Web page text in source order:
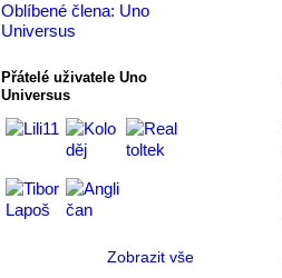
Oblíbené člena: Uno
Universus
Přátelé uživatele Uno
Universus
Zobrazit vše